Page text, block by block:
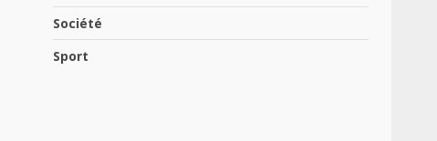
Société
Sport